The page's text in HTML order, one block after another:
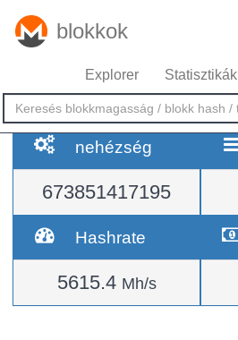
blokkok
Explorer Statisztikák
nehézség
673851417195
Hashrate
5615.4 Mh/s